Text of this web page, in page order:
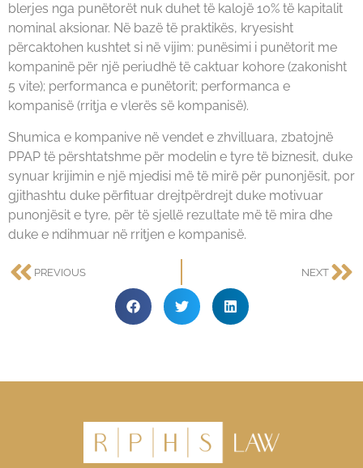
blerjes nga punëtorët nuk duhet të kalojë 10% të kapitalit
nominal aksionar. Në bazë të praktikës, kryesisht
përcaktohen kushtet si në vijim: punësimi i punëtorit me
kompaninë për një periudhë të caktuar kohore (zakonisht
5 vite); performanca e punëtorit; performanca e
kompanisë (rritja e vlerës së kompanisë).
Shumica e kompanive në vendet e zhvilluara, zbatojnë
PPAP të përshtatshme për modelin e tyre të biznesit, duke
synuar krijimin e një mjedisi më të mirë për punonjësit, por
gjithashtu duke përfituar drejtpërdrejt duke motivuar
punonjësit e tyre, për të sjellë rezultate më të mira dhe
duke e ndihmuar në rritjen e kompanisë.
PREVIOUS NEXT